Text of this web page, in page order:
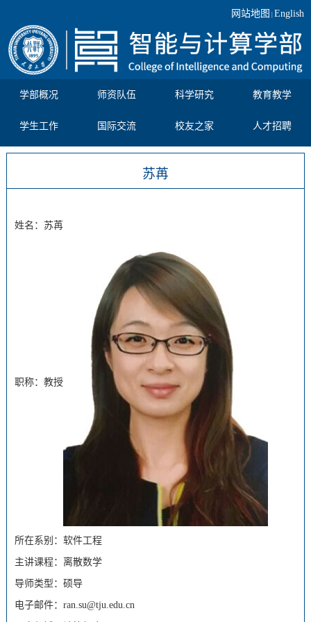
网站地图 English
学部概况 师资队伍 科学研究 教育教学
学生工作 国际交流 校友之家 人才招聘
苏苒
姓名：苏苒
职称：教授
所在系别：软件工程
主讲课程：离散数学
导师类型：硕导
电子邮件：ran.su@tju.edu.cn